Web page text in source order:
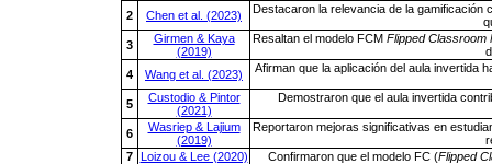
2 Chen et al. (2023)
Destacaron la relevancia de la gamificación
3
Girmen & Kaya
(2019)
Resaltan el modelo FCM Flipped Classroom
4
Wang et al. (2023) Afirman que la aplicación del aula invertida
5
Custodio & Pintor
(2021)
Demostraron que el aula invertida
6
Wasriep & Lajium
(2019)
Reportaron mejoras significativas en
7 Loizou & Lee (2020) Confirmaron que el modelo FC (Flipped